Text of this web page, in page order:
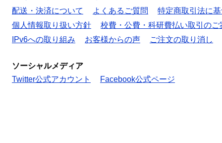
配送・決済について
よくあるご質問
特定商取引法に
個人情報取り扱い方針
校費・公費・科研費払い取引のご
IPv6への取り組み
お客様からの声 ご注文の取り消し
ソーシャルメディア
Twitter公式アカウント
Facebook公式ページ